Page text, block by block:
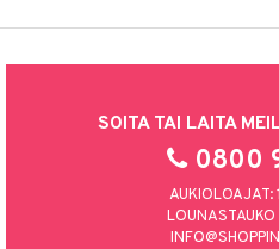
SOITA TAI LAITA
0800